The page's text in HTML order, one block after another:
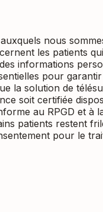
nous
les patients
informations
pour
la solution de
soit certifiée
au RPGD et à
patients restent
pour le